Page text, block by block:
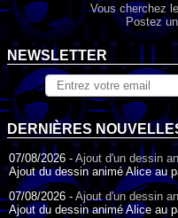
Vous cherchez
Postez
NEWSLETTER
DERNIÈRES
07/08/2026 - Ajout d'un dessin
Ajout du dessin animé Alice au
07/08/2026 - Ajout d'un dessin
Ajout du dessin animé Alice au